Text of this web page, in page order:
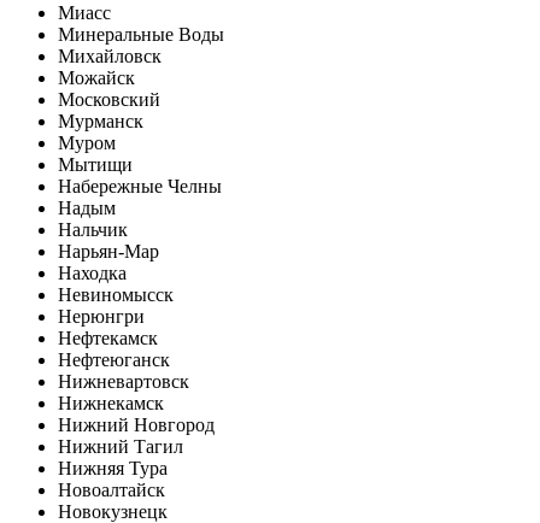
Миасс
Минеральные Воды
Михайловск
Можайск
Московский
Мурманск
Муром
Мытищи
Набережные Челны
Надым
Нальчик
Нарьян-Мар
Находка
Невиномысск
Нерюнгри
Нефтекамск
Нефтеюганск
Нижневартовск
Нижнекамск
Нижний Новгород
Нижний Тагил
Нижняя Тура
Новоалтайск
Новокузнецк